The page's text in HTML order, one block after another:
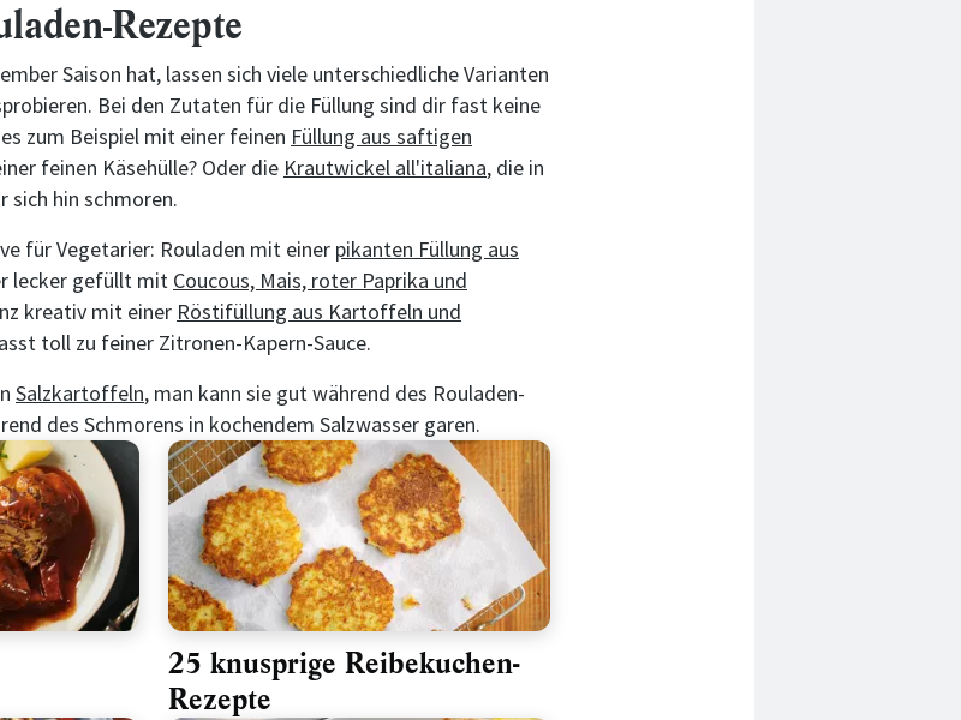
Rezepte
Saison hat, lassen sich viele unterschiedliche Varianten
Bei den Zutaten für die Füllung sind dir fast keine
zum Beispiel mit einer feinen Füllung aus saftigen
feinen Käsehülle? Oder die Krautwickel all'italiana, die in
sich hin schmoren.
für Vegetarier: Rouladen mit einer pikanten Füllung aus
lecker gefüllt mit Coucous, Mais, roter Paprika und
kreativ mit einer Röstifüllung aus Kartoffeln und
toll zu feiner Zitronen-Kapern-Sauce.
Salzkartoffeln, man kann sie gut während des Rouladen-
des Schmorens in kochendem Salzwasser garen.
25 knusprige Reibekuchen-
Rezepte